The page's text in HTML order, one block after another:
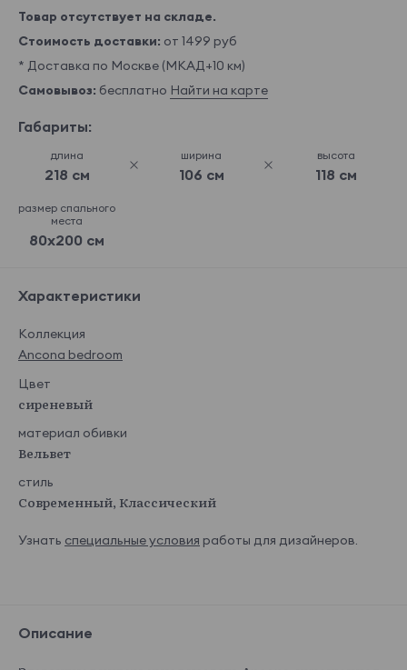
Товар отсутствует на складе.
Стоимость доставки: от 1499 руб
* Доставка по Москве (МКАД+10 км)
Самовывоз: бесплатно Найти на карте
Габариты:
длина
218 см
ширина
106 см
высота
118 см
размер спального
места
80x200 см
Характеристики
Коллекция
Ancona bedroom
Цвет
сиреневый
материал обивки
Вельвет
стиль
Современный, Классический
Узнать специальные условия работы для дизайнеров.
Описание